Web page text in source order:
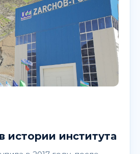
истории института